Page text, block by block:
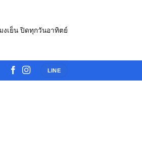
งเย็น ปิดทุกวันอาทิตย์
LINE